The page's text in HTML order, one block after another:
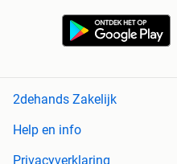
2dehands Zakelijk
Help en info
Privacyverklaring